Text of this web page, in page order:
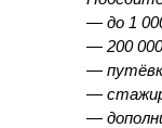
— до 1
— 200
—
—
—